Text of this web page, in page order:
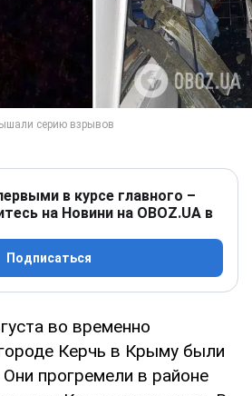
в курсе главного –
на Новини на OBOZ.UA в
Подписаться
во временно
Керчь в Крыму были
прогремели в районе